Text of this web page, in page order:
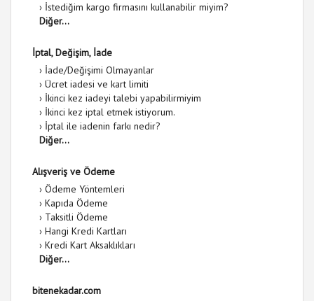
› İstediğim kargo firmasını kullanabilir miyim?
Diğer...
İptal, Değişim, İade
› İade/Değişimi Olmayanlar
› Ücret iadesi ve kart limiti
› İkinci kez iadeyi talebi yapabilirmiyim
› İkinci kez iptal etmek istiyorum.
› İptal ile iadenin farkı nedir?
Diğer...
Alışveriş ve Ödeme
› Ödeme Yöntemleri
› Kapıda Ödeme
› Taksitli Ödeme
› Hangi Kredi Kartları
› Kredi Kart Aksaklıkları
Diğer...
bitenekadar.com